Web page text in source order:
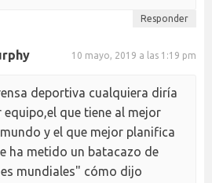
Responder
10 mayo, 2019 a las 1:19 pm
deportiva cualquiera diría
equipo,el que tiene al mejor
y el que mejor planifica
ha metido un batacazo de
mundiales" cómo dijo